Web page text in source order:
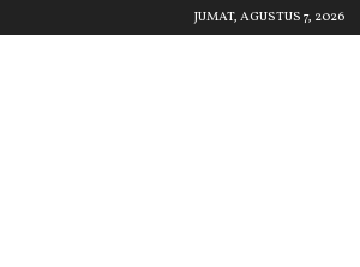
JUMAT, AGUSTUS 7, 2026